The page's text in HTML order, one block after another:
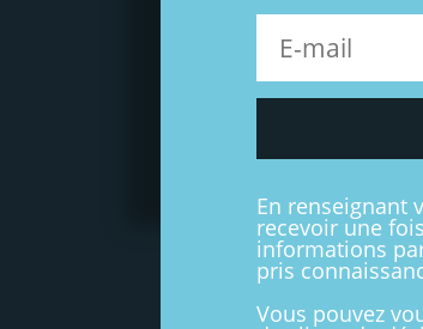
En renseignant
recevoir une
informations
pris
Vous pouvez